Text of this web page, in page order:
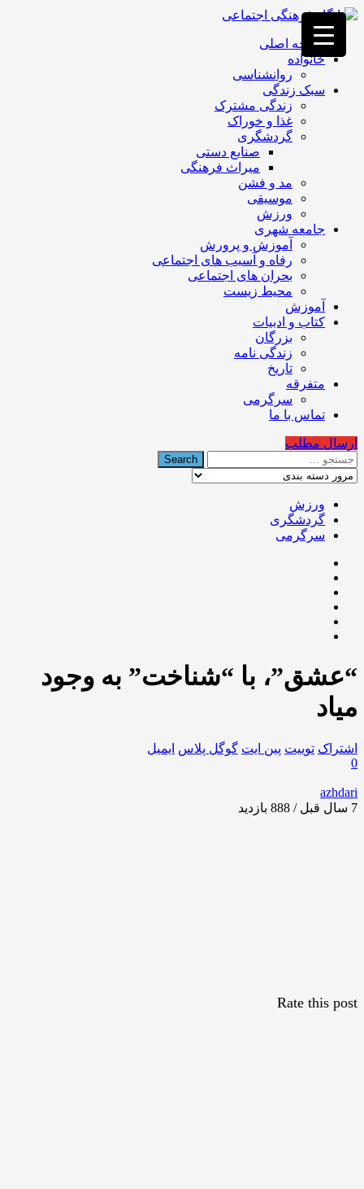
فصد
خون
غرب
تهران
خشکشویی
تصفیه
تهران
صفحه اصلی
خانواده
روانشناسی
سبک زندگی
زندگی مشترک
غذا و خوراک
گردشگری
صنایع دستی
میراث فرهنگی
مد و فشن
موسیقی
ورزش
جامعه شهری
آموزش و پرورش
رفاه و آسیب های اجتماعی
بحران های اجتماعی
محیط زیست
آموزش
کتاب و ادبیات
بزرگان
زندگی نامه
تاریخ
متفرقه
سرگرمی
تماس با ما
ارسال مطلب
ورزش
گردشگری
سرگرمی
“عشق”، با “شناخت” به وجود
میاد
اشتراک توییت پین ایت گوگل‌ پلاس ایمیل
0
azhdari
7 سال قبل / 888
بازدید
Rate this post